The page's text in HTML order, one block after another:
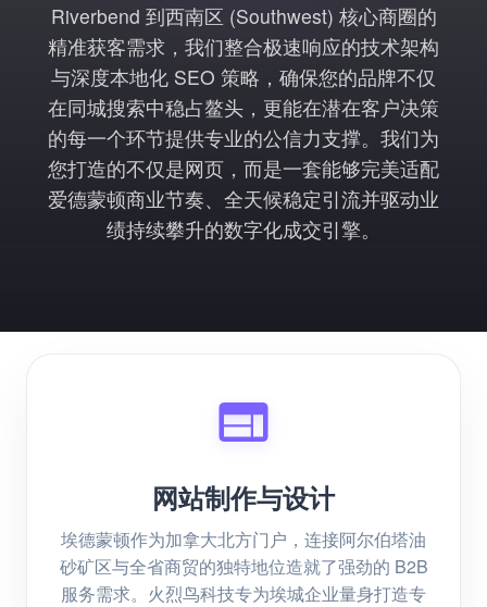
Riverbend 到西南区 (Southwest) 核心商圈的
精准获客需求，我们整合极速响应的技术架构
与深度本地化 SEO 策略，确保您的品牌不仅
在同城搜索中稳占鳌头，更能在潜在客户决策
的每一个环节提供专业的公信力支撑。我们为
您打造的不仅是网页，而是一套能够完美适配
爱德蒙顿商业节奏、全天候稳定引流并驱动业
绩持续攀升的数字化成交引擎。
网站制作与设计
埃德蒙顿作为加拿大北方门户，连接阿尔伯塔油
砂矿区与全省商贸的独特地位造就了强劲的 B2B
服务需求。火烈鸟科技专为埃城企业量身打造专